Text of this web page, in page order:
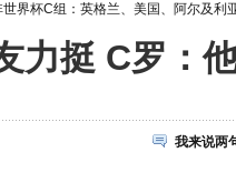
世界杯C组：英格兰、美国、阿尔及利
力挺 C罗：
我来说两